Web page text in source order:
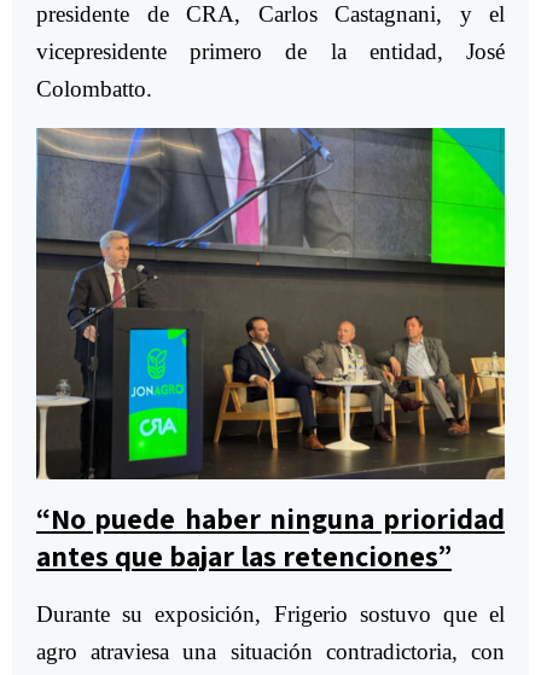
presidente de CRA, Carlos Castagnani, y el
vicepresidente primero de la entidad, José
Colombatto.
“No puede haber ninguna prioridad
antes que bajar las retenciones”
Durante su exposición, Frigerio sostuvo que el
agro atraviesa una situación contradictoria, con